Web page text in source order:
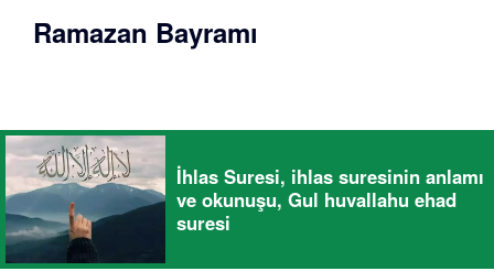
Ramazan Bayramı
İhlas Suresi, ihlas suresinin anlamı
ve okunuşu, Gul huvallahu ehad
suresi